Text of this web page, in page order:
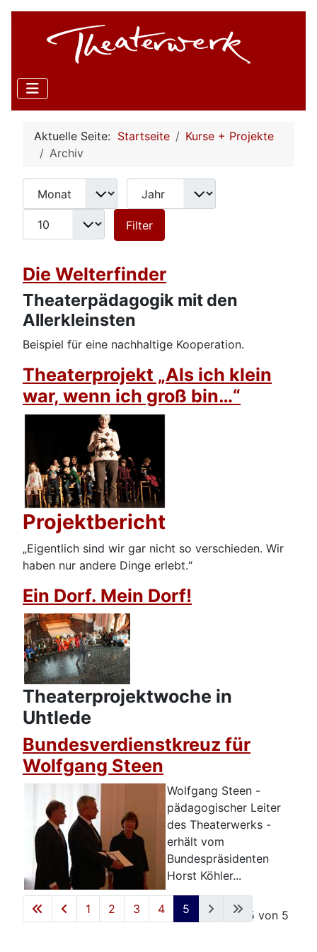
Aktuelle Seite: Startseite
Kurse + Projekte
Archiv
Filter
Monat Jahr
Filter
Die Welterfinder
Theaterpädagogik mit den
Allerkleinsten
Beispiel für eine nachhaltige Kooperation.
Theaterprojekt „Als ich klein
war, wenn ich groß bin…“
Projektbericht
„Eigentlich sind wir gar nicht so verschieden. Wir
haben nur andere Dinge erlebt.“
Ein Dorf. Mein Dorf!
Theaterprojektwoche in
Uhtlede
Bundesverdienstkreuz für
Wolfgang Steen
Wolfgang Steen -
pädagogischer Leiter
des Theaterwerks -
erhält vom
Bundespräsidenten
Horst Köhler...
Seite 5 von 5
1 2 3 4 5